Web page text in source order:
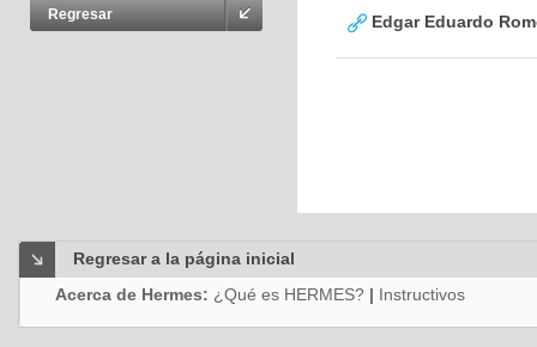
Regresar Edgar Eduardo
Regresar a la página inicial
Acerca de Hermes: ¿Qué es HERMES? | Instructivos